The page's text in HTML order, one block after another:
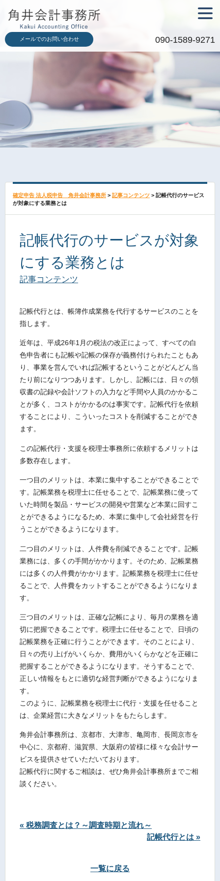
メールでのお問い合わせ 090-1589-9271
確定申告 法人税申告 角井会計事務所 > 記事コンテンツ > 記帳代行のサービス
が対象にする業務とは
記帳代行のサービスが対象
にする業務とは
記事コンテンツ
記帳代行とは、帳簿作成業務を代行するサービスのことを
指します。
近年は、平成26年1月の税法の改正によって、すべての白
色申告者にも記帳や記帳の保存が義務付けられたこともあ
り、事業を営んでいれば記帳するということがどんどん当
たり前になりつつあります。しかし、記帳には、日々の領
収書の記録や会計ソフトの入力など手間や人員のかかるこ
とが多く、コストがかかるのは事実です。記帳代行を依頼
することにより、こういったコストを削減することができ
ます。
この記帳代行・支援を税理士事務所に依頼するメリットは
多数存在します。
一つ目のメリットは、本業に集中することができることで
す。記帳業務を税理士に任せることで、記帳業務に使って
いた時間を製品・サービスの開発や営業など本業に回すこ
とができるようになるため、本業に集中して会社経営を行
うことができるようになります。
二つ目のメリットは、人件費を削減できることです。記帳
業務には、多くの手間がかかります。そのため、記帳業務
には多くの人件費がかかります。記帳業務を税理士に任せ
ることで、人件費をカットすることができるようになりま
す。
三つ目のメリットは、正確な記帳により、毎月の業務を適
切に把握できることです。税理士に任せることで、日頃の
記帳業務を正確に行うことができます。そのことにより、
日々の売り上げがいくらか、費用がいくらかなどを正確に
把握することができるようになります。そうすることで、
正しい情報をもとに適切な経営判断ができるようになりま
す。
このように、記帳業務を税理士に代行・支援を任せること
は、企業経営に大きなメリットをもたらします。
角井会計事務所は、京都市、大津市、亀岡市、長岡京市を
中心に、京都府、滋賀県、大阪府の皆様に様々な会計サー
ビスを提供させていただいております。
記帳代行に関するご相談は、ぜひ角井会計事務所までご相
談ください。
« 税務調査とは？～調査時期と流れ～
記帳代行とは »
一覧に戻る